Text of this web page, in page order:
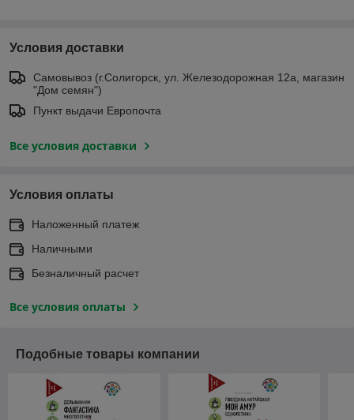
Условия доставки
Самовывоз (г.Солигорск, ул. Железодорожная 12а, магазин
"Дом семян")
Пункт выдачи Европочта
Все условия доставки
Условия оплаты
Наложенный платеж
Наличными
Безналичный расчет
Все условия оплаты
Подобные товары компании